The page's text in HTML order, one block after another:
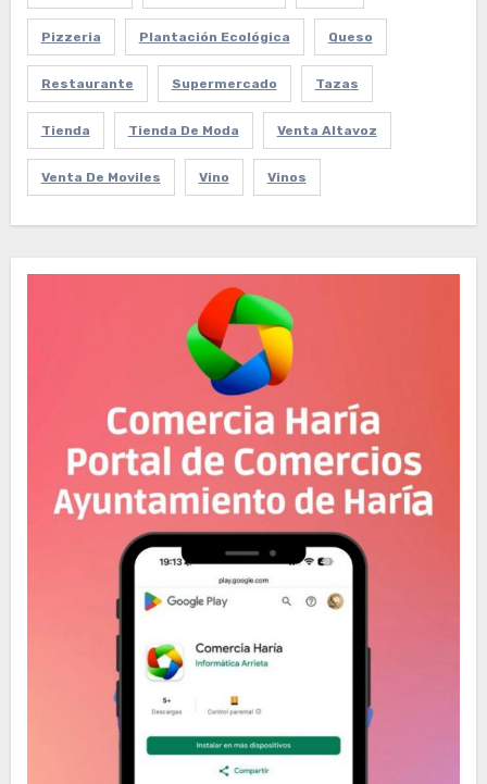
Pizzeria Plantación Ecológica Queso
Restaurante Supermercado Tazas
Tienda Tienda De Moda Venta Altavoz
Venta De Moviles Vino Vinos